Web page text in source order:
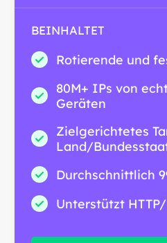
BEINHALTET
Rotierende und
80M+ IPs von
Geräten
Zielgerichtetes
Land/
Durchschnittlich
Unterstützt HTTP/